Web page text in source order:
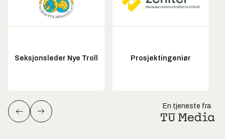
Seksjonsleder Nye Troll Prosjektingeniør
En tjeneste fra